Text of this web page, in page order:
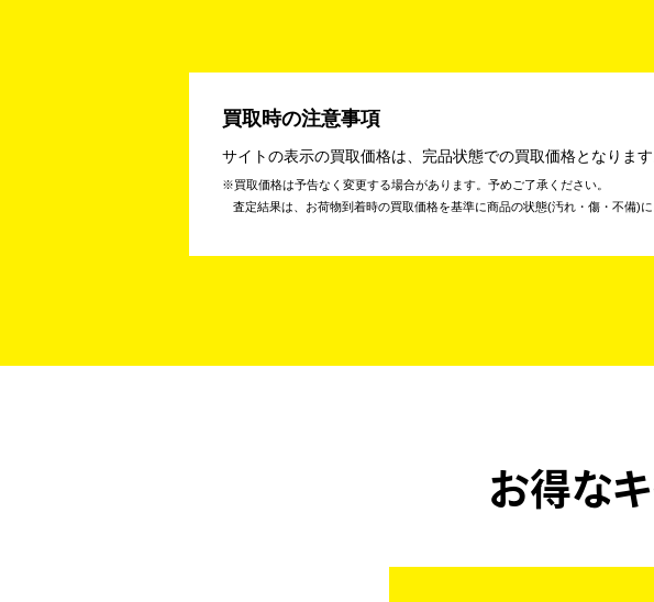
買取時の注意事項
サイトの表示の買取価格は、完品状態での買取価格となります
買取価格は予告なく変更する場合があります。予めご了承ください。
査定結果は、お荷物到着時の買取価格を基準に商品の状態(汚れ・傷・不備)
お得な